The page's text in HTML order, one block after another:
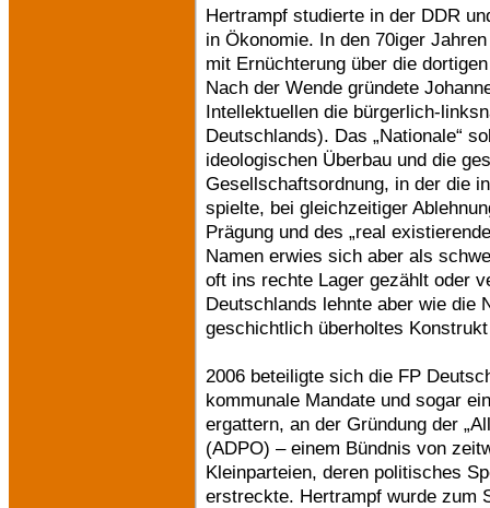
Hertrampf studierte in der DDR
in Ökonomie. In den 70iger
mit Ernüchterung über die
Nach der Wende gründete
Intellektuellen die bürgerlich-
Deutschlands). Das „Nationale“
ideologischen Überbau und die
Gesellschaftsordnung, in der die
spielte, bei gleichzeitiger
Prägung und des „real
Namen erwies sich aber als
oft ins rechte Lager gezählt oder
Deutschlands lehnte aber wie die
geschichtlich überholtes
2006 beteiligte sich die FP
kommunale Mandate und sogar
ergattern, an der Gründung der
(ADPO) – einem Bündnis von
Kleinparteien, deren politisches
erstreckte. Hertrampf wurde zum